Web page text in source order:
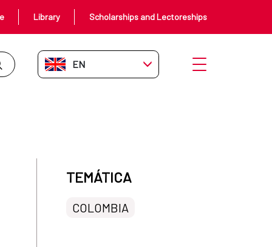
territorio
Library Scholarships and Lectoreships
EN-GB Open menu
TEMÁTICA
COLOMBIA